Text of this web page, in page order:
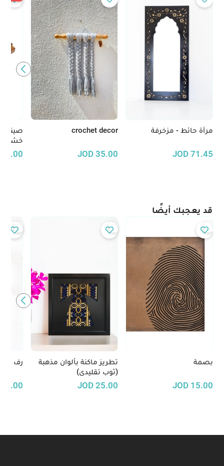
مرآة حائط - مزخرفة
71.45
JOD
crochet decor
35.00
JOD
خشب
30.00
قد يعجبك أيضًا
بصمة
15.00
JOD
تطريز ماكنة بألوان مذهبة
(ثوب تقليدى)
25.00
JOD
رف
12.00